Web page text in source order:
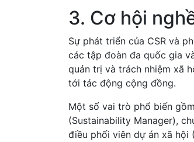
3. Cơ hội
Sự phát triển của CSR và
các tập đoàn đa quốc gia
quản trị và trách nhiệm xã
tới tác động cộng đồng.
Một số vai trò phổ biến
(Sustainability Manager),
điều phối viên dự án xã hội